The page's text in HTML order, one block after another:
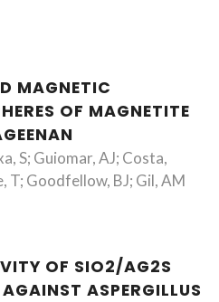
MAGNETIC
OF MAGNETITE
S; Guiomar, AJ; Costa,
T; Goodfellow, BJ; Gil, AM
OF SIO2/AG2S
ASPERGILLUS